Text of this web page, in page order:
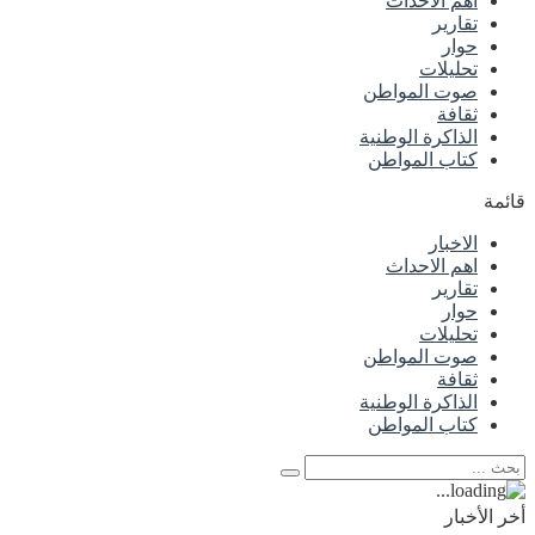
تقارير
حوار
تحليلات
صوت المواطن
ثقافة
الذاكرة الوطنية
كتاب المواطن
قائمة
الاخبار
اهم الاحداث
تقارير
حوار
تحليلات
صوت المواطن
ثقافة
الذاكرة الوطنية
كتاب المواطن
أخر الأخبار